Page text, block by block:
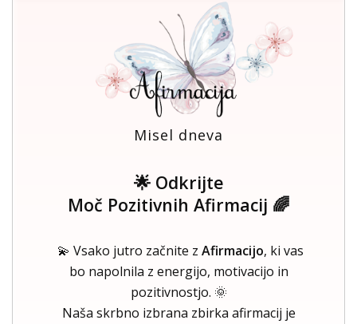
Misel dneva
🌟 Odkrijte
Moč Pozitivnih Afirmacij 🌈
💫 Vsako jutro začnite z Afirmacijo, ki vas
bo napolnila z energijo, motivacijo in
pozitivnostjo. 🌞
Naša skrbno izbrana zbirka afirmacij je